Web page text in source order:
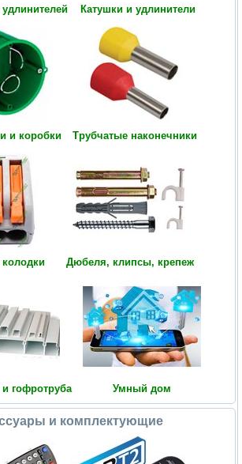
Катушки и удлинители
и коробки Трубчатые наконечники
Дюбеля, клипсы, крепеж
и гофротруба Умный дом
и комплектующие